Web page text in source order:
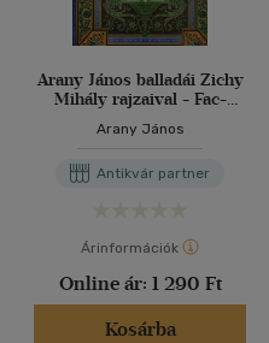
Arany János balladái Zichy
Mihály rajzaival - Fac-
Arany János
Antikvár partner
Árinformációk
Online ár: 1 290 Ft
Kosárba